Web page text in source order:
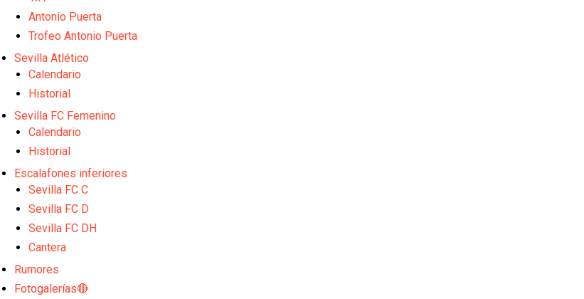
El Sevilla FC plantea ampliar hasta cinco fichajes más antes del cierre
Djibril Sow pone rumbo a Italia para firmar su nuevo contrato con el Genoa
Sow muy cerca de cerrar su traspaso al Genoa
Antonio Puerta
Trofeo Antonio Puerta
Sevilla Atlético
Calendario
Historial
Sevilla FC Femenino
Calendario
Historial
Escalafones inferiores
Sevilla FC C
Sevilla FC D
Sevilla FC DH
Cantera
Rumores
Fotogalerías🔴